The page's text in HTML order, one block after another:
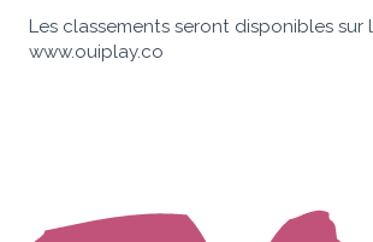
Les classements seront disponibles sur
www.ouiplay.co